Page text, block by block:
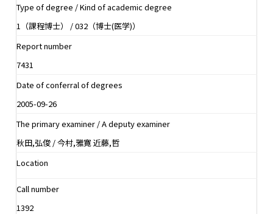
Type of degree / Kind of academic degree
1（課程博士） / 032（博士(医学)）
Report number
7431
Date of conferral of degrees
2005-09-26
The primary examiner / A deputy examiner
秋田,弘俊 / 今村,雅寛 近藤,哲
Location
Call number
1392